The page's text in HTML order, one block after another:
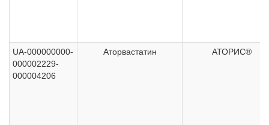
UA-000000000-
000002229-
000004206
Аторвастатин АТОРИС®